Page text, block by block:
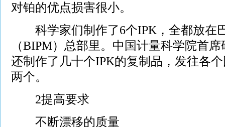
对铂的优点损害很小。
科学家们制作了6个IPK，全都放在
（BIPM）总部里。中国计量科学院首
还制作了几十个IPK的复制品，发往各
两个。
2提高要求
不断漂移的质量